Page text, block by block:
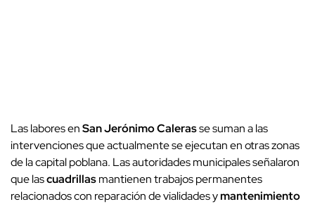
Las labores enSan Jerónimo Calerasse suman a las
intervenciones que actualmente se ejecutan en otras zonas
de la capital poblana. Las autoridades municipales señalaron
que lascuadrillasmantienen trabajos permanentes
relacionados con reparación de vialidades ymantenimiento